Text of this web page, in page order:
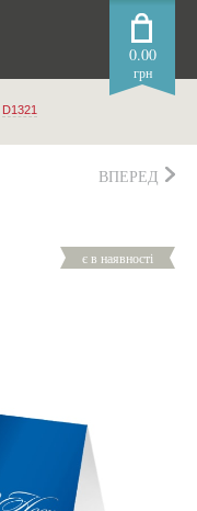
0.00
грн
D1321
ВПЕРЕД
є в наявності